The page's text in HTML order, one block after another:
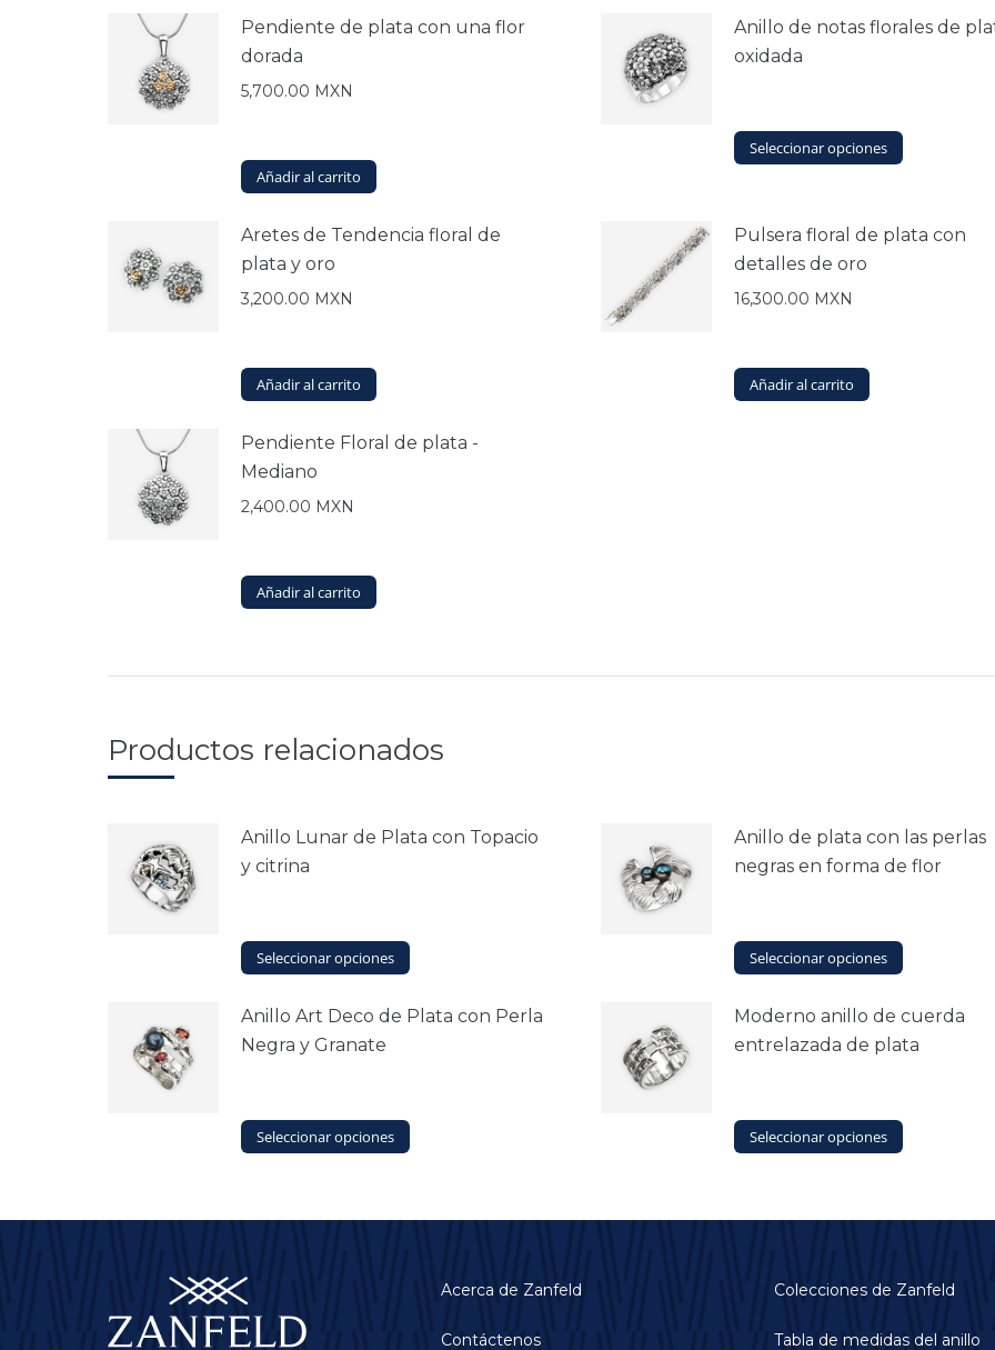
Pendiente de plata con una flor
dorada
5,700.00 MXN
Añadir al carrito
Anillo de notas florales de
oxidada
Seleccionar opciones
Este
producto
variantes.
Aretes de Tendencia floral de
plata y oro
3,200.00 MXN
Añadir al carrito
Pulsera floral de plata con
detalles de oro
16,300.00 MXN
Añadir al carrito
Pendiente Floral de plata -
Mediano
2,400.00 MXN
Añadir al carrito
Productos relacionados
Anillo Lunar de Plata con Topacio
y citrina
Seleccionar opciones
Este
producto
múltiples
Anillo de plata con las perlas
negras en forma de flor
Seleccionar opciones
Este
producto
múltiples
variantes.
Anillo Art Deco de Plata con Perla
Negra y Granate
Seleccionar opciones
Este
producto
variantes.
elegir
Moderno anillo de cuerda
entrelazada de plata
Seleccionar opciones
Este
producto
variantes.
se
elegir
Acerca de Zanfeld
Contáctenos
Colecciones de Zanfeld
Tabla de medidas del anillo